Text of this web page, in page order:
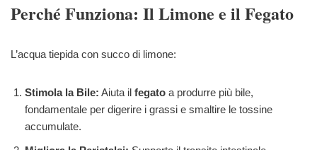
Perché Funziona: Il Limone e il Fegato
L’acqua tiepida con succo di limone:
Stimola la Bile: Aiuta il fegato a produrre più bile,
fondamentale per digerire i grassi e smaltire le tossine
accumulate.